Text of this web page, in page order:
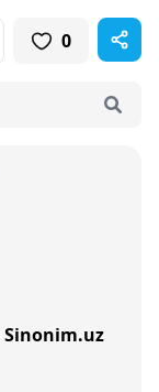
0
Sinonim.uz